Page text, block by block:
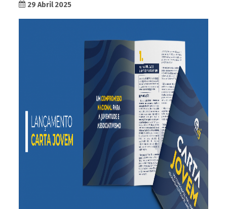
29 Abril 2025